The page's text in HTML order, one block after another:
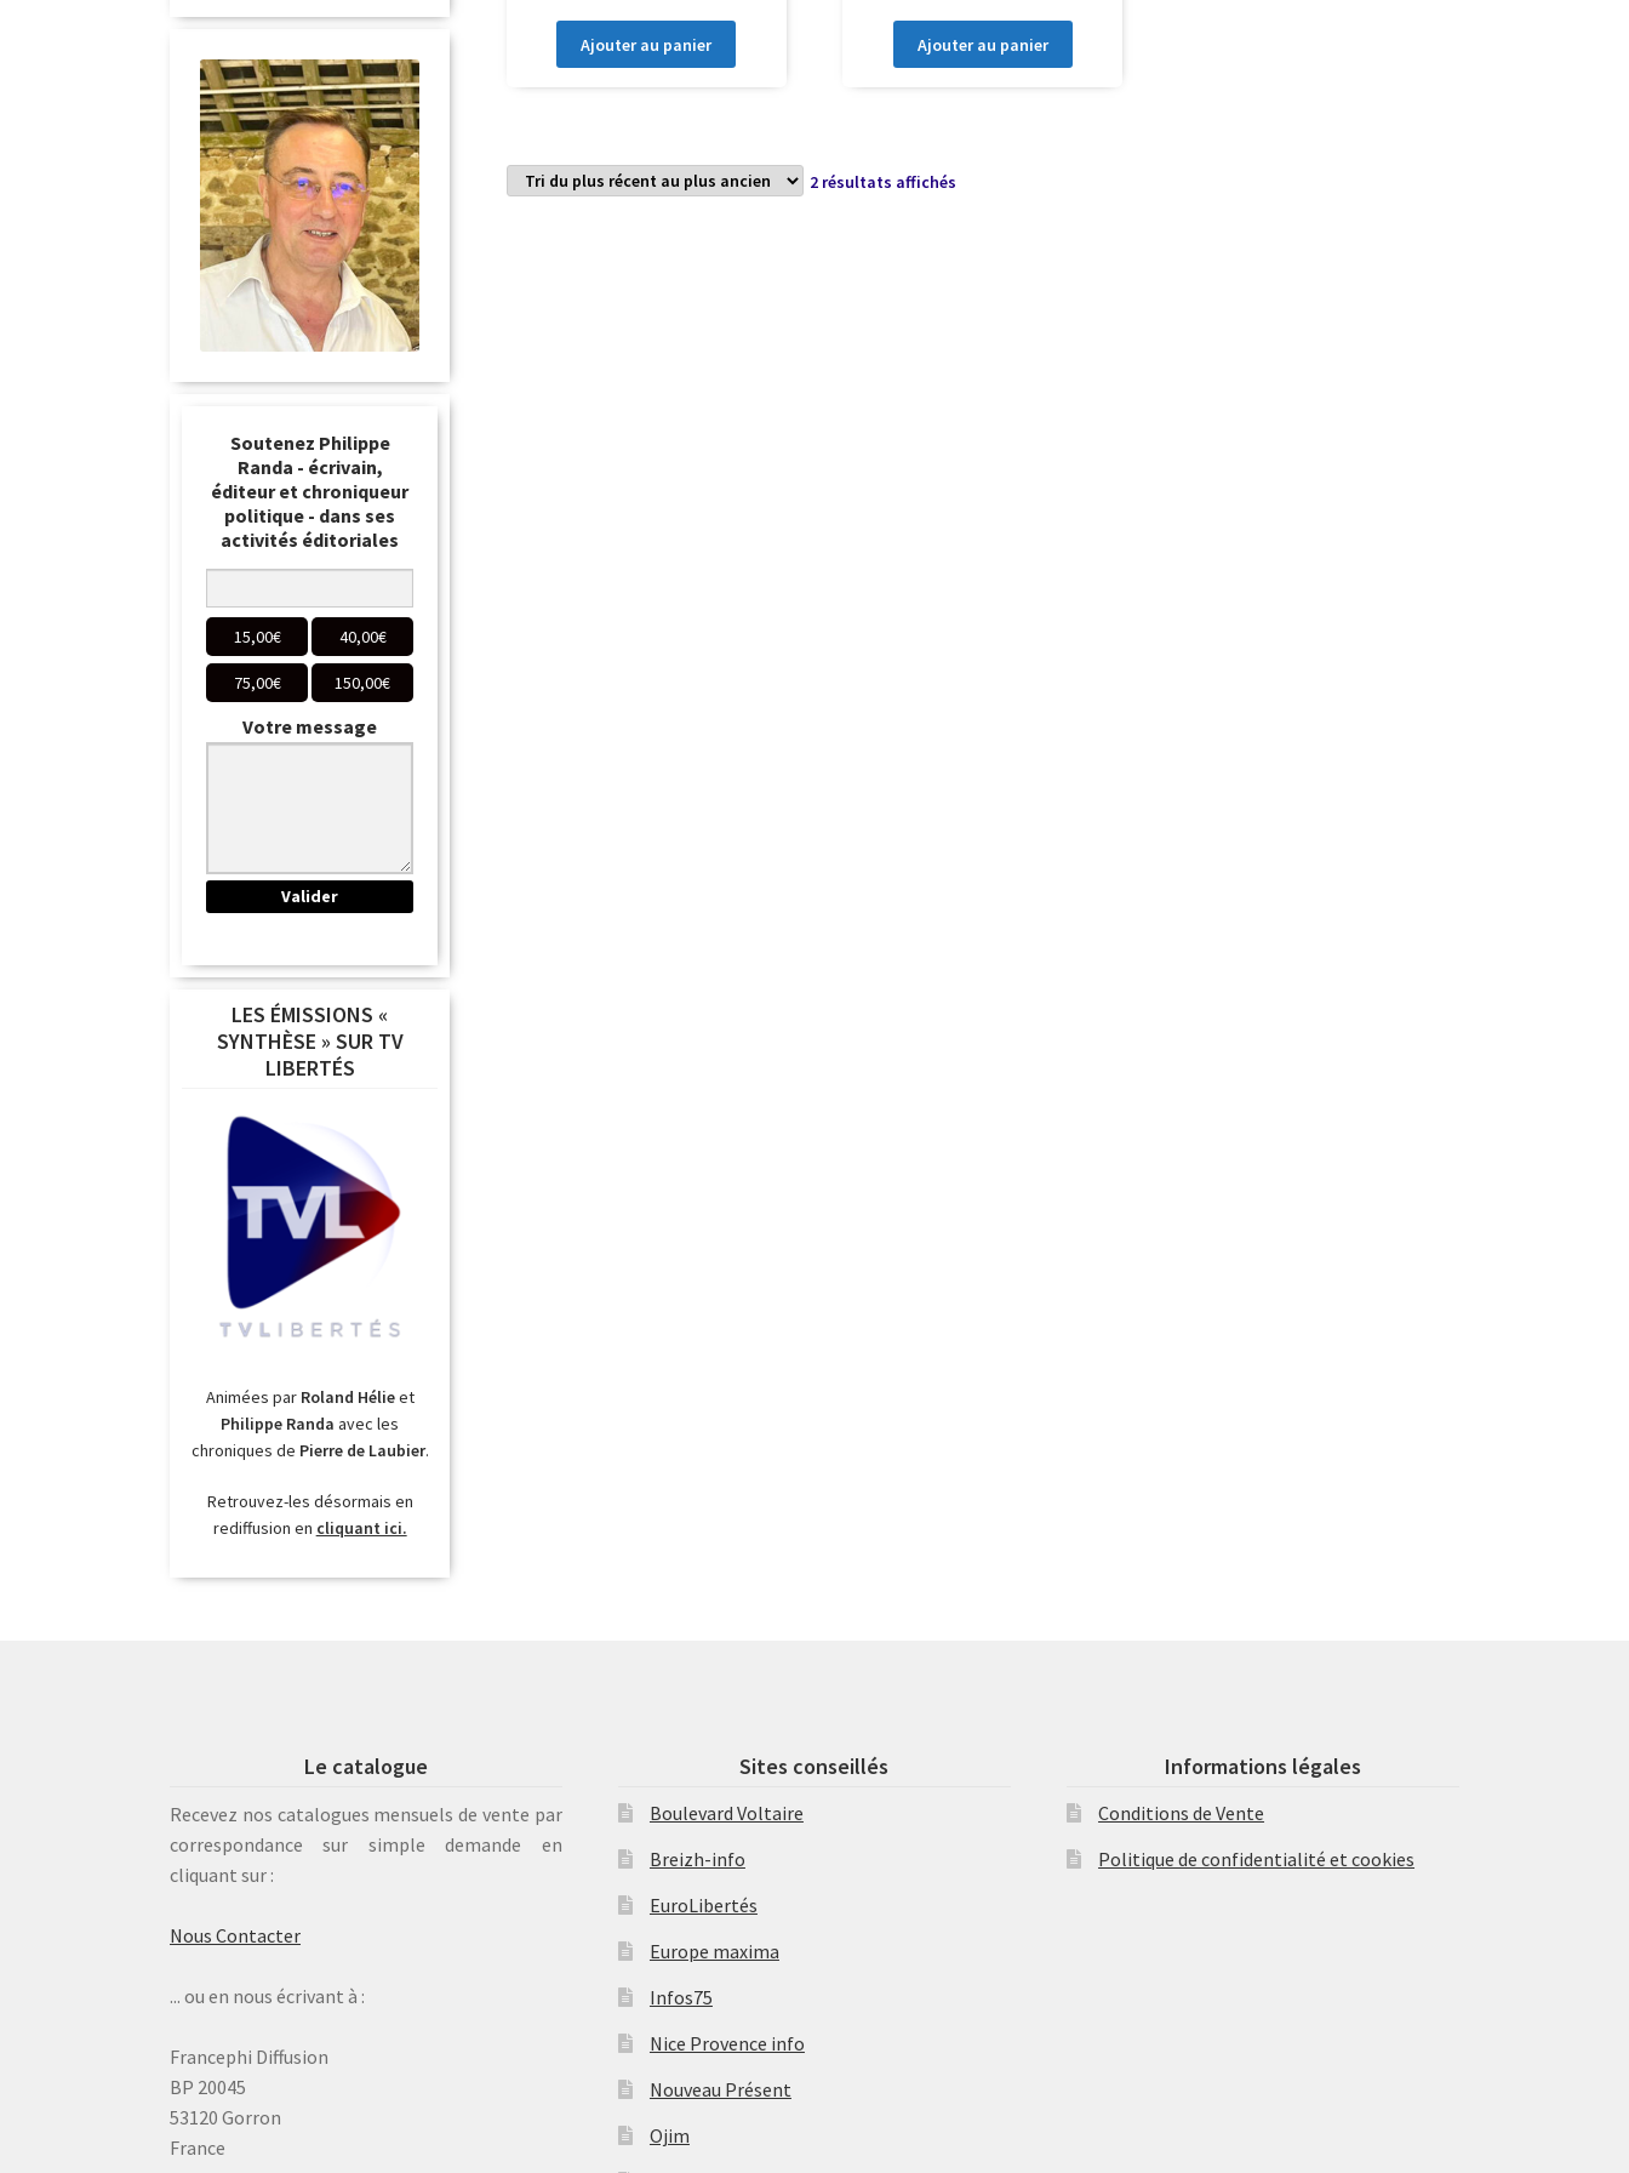
Ajouter au panier Ajouter au panier
2 résultats affichésTrié
Soutenez Philippe
Randa - écrivain,
éditeur et chroniqueur
politique - dans ses
activités éditoriales
15,00€ 40,00€
75,00€ 150,00€
Votre message
LES ÉMISSIONS «
SYNTHÈSE » SUR TV
LIBERTÉS
Animées par Roland Hélieet
Philippe Randa avec les
chroniques de Pierre de Laubier.
Retrouvez-les désormais en
rediffusion en cliquant ici.
Le catalogue
Recevez nos catalogues mensuels de vente par
correspondance sur simple demande en
cliquant sur :
Nous Contacter
... ou en nous écrivant à :
Francephi Diffusion
BP 20045
53120 Gorron
France
Sites conseillés
Boulevard Voltaire
Breizh-info
EuroLibertés
Europe maxima
Infos75
Nice Provence info
Nouveau Présent
Ojim
Informations légales
Conditions de Vente
Politique de confidentialité et cookies